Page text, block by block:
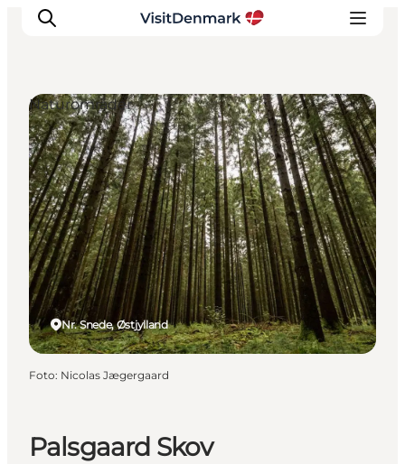
Inspiration
Destinationer
Oplevelser
Overnatning
Planlæg ferien
Palsgaard Skov
Nr. Snede, Østjylland
Naturområder
Foto: Nicolas Jægergaard